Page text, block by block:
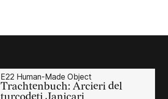
E22 Human-Made Object
Trachtenbuch: Arcieri del